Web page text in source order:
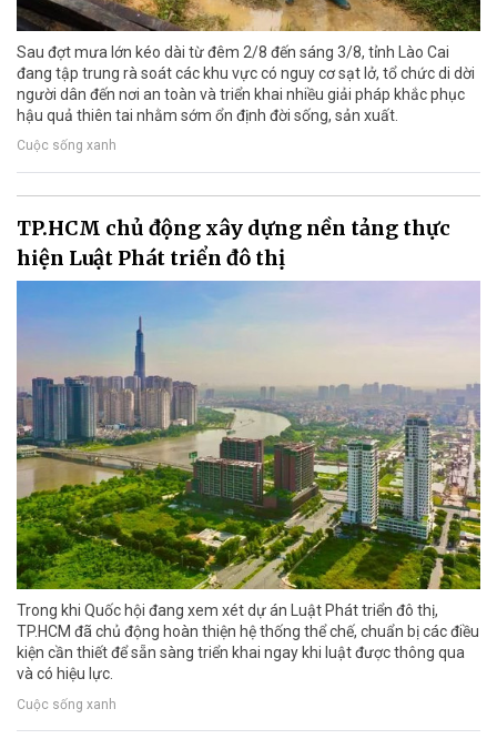
Sau đợt mưa lớn kéo dài từ đêm 2/8 đến sáng 3/8, tỉnh Lào Cai
đang tập trung rà soát các khu vực có nguy cơ sạt lở, tổ chức di dời
người dân đến nơi an toàn và triển khai nhiều giải pháp khắc phục
hậu quả thiên tai nhằm sớm ổn định đời sống, sản xuất.
Cuộc sống xanh
TP.HCM chủ động xây dựng nền tảng thực
hiện Luật Phát triển đô thị
Trong khi Quốc hội đang xem xét dự án Luật Phát triển đô thị,
TP.HCM đã chủ động hoàn thiện hệ thống thể chế, chuẩn bị các điều
kiện cần thiết để sẵn sàng triển khai ngay khi luật được thông qua
và có hiệu lực.
Cuộc sống xanh